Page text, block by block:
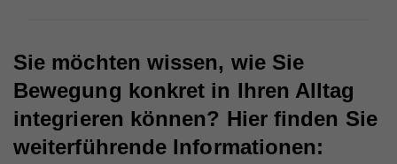
Sie möchten wissen, wie Sie
Bewegung konkret in Ihren Alltag
integrieren können? Hier finden Sie
weiterführende Informationen:
Name _gat_UA_44117881-7
Anbieter Whatchado
Laufzeit 10 Minuten
Wird zur Unterscheidung von Website Besuchern